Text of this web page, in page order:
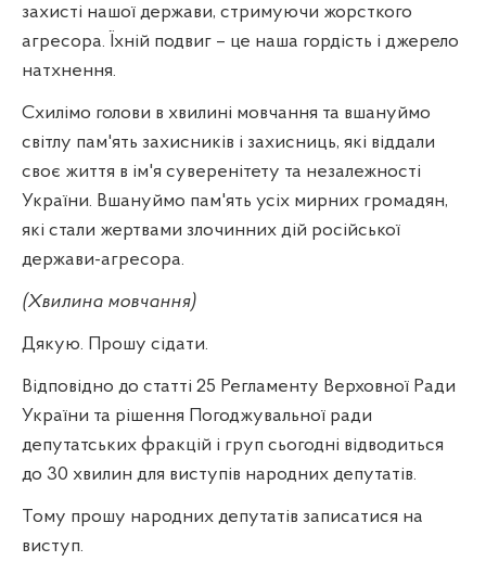
захисті нашої держави, стримуючи жорсткого
агресора. Їхній подвиг – це наша гордість і джерело
натхнення.
Схилімо голови в хвилині мовчання та вшануймо
світлу пам'ять захисників і захисниць, які віддали
своє життя в ім'я суверенітету та незалежності
України. Вшануймо пам'ять усіх мирних громадян,
які стали жертвами злочинних дій російської
держави-агресора.
(Хвилина мовчання)
Дякую. Прошу сідати.
Відповідно до статті 25 Регламенту Верховної Ради
України та рішення Погоджувальної ради
депутатських фракцій і груп сьогодні відводиться
до 30 хвилин для виступів народних депутатів.
Тому прошу народних депутатів записатися на
виступ.